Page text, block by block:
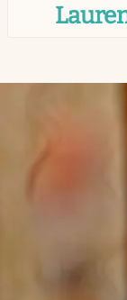
Infotechnology
Argentina